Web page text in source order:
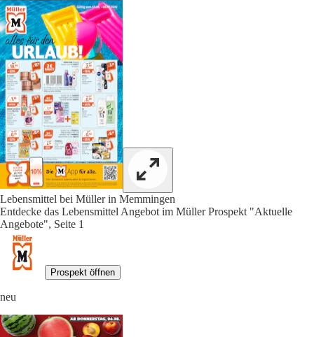
Lebensmittel bei Müller in Memmingen
Entdecke das Lebensmittel Angebot im Müller Prospekt "Aktuelle
Angebote", Seite 1
Prospekt öffnen
neu